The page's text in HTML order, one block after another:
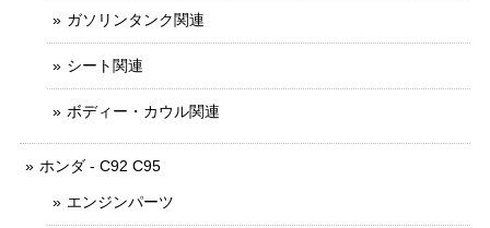
ガソリンタンク関連
シート関連
ボディー・カウル関連
ホンダ - C92 C95
エンジンパーツ